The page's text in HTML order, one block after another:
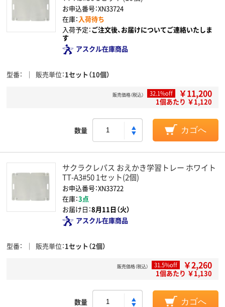
お申込番号：XN33724
在庫：入荷待ち
入荷予定：ご注文後、お届けについてご連絡いたしま
す
アスクル在庫商品
型番 販売単位 1セット（10個）
販売価格（税込） 32.1%off ￥11,200
1個あたり ￥1,120
数量 カゴへ
サクラクレパス おえかき学習トレー ホワイト
TT-A3#50 1セット(2個)
お申込番号：XN33722
在庫：3点
お届け日：8月11日（火）
アスクル在庫商品
型番 販売単位 1セット（2個）
販売価格（税込） 31.5%off ￥2,260
1個あたり ￥1,130
数量 カゴへ